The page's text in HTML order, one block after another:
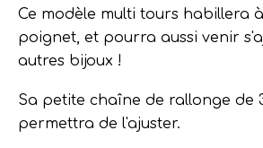
Ce modèle multi tours habillera
poignet, et pourra aussi venir
autres bijoux !
Sa petite chaîne de rallonge de
permettra de l'ajuster.